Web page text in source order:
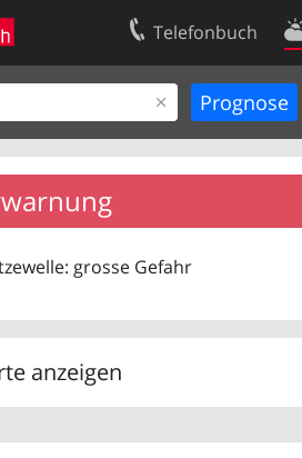
Telefonbuch
grosse Gefahr
anzeigen
Kontakt